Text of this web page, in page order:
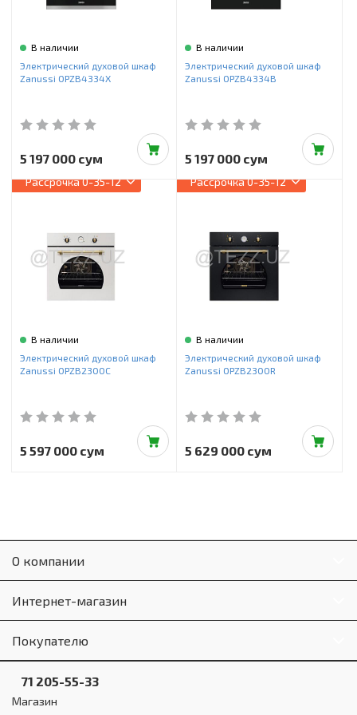
Инструменты и техника
Красота и здоровье
В наличии
Электрический духовой шкаф
Zanussi OPZB4334X
5 197 000 сум
В наличии
Электрический духовой шкаф
Zanussi OPZB4334B
5 197 000 сум
Рассрочка0-35-12
В наличии
Электрический духовой шкаф
Zanussi OPZB2300C
5 597 000 сум
Рассрочка0-35-12
В наличии
Электрический духовой шкаф
Zanussi OPZB2300R
5 629 000 сум
О компании
Интернет-магазин
Покупателю
71 205-55-33
Магазин